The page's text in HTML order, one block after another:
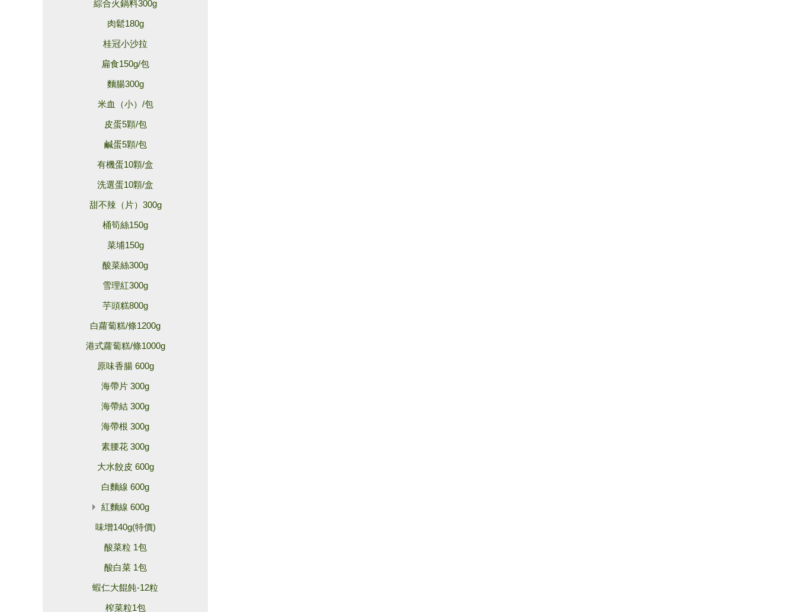
綜合火鍋料300g
肉鬆180g
桂冠小沙拉
扁食150g/包
麵腸300g
米血（小）/包
皮蛋5顆/包
鹹蛋5顆/包
有機蛋10顆/盒
洗選蛋10顆/盒
甜不辣（片）300g
桶筍絲150g
菜埔150g
酸菜絲300g
雪理紅300g
芋頭糕800g
白蘿蔔糕/條1200g
港式蘿蔔糕/條1000g
原味香腸 600g
海帶片 300g
海帶結 300g
海帶根 300g
素腰花 300g
大水餃皮 600g
白麵線 600g
紅麵線 600g
味增140g(特價)
酸菜粒 1包
酸白菜 1包
蝦仁大餛飩-12粒
榨菜粒1包